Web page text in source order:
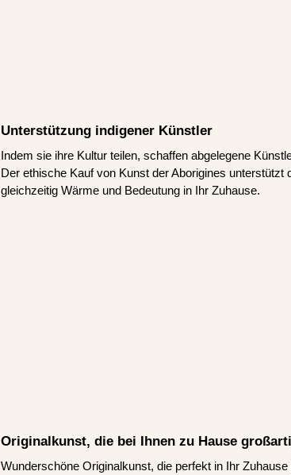
Unterstützung indigener Künstler
Indem sie ihre Kultur teilen, schaffen abgelegene
Der ethische Kauf von Kunst der Aborigines unterstützt
gleichzeitig Wärme und Bedeutung in Ihr Zuhause.
Originalkunst, die bei Ihnen zu Hause
Wunderschöne Originalkunst, die perfekt in Ihr